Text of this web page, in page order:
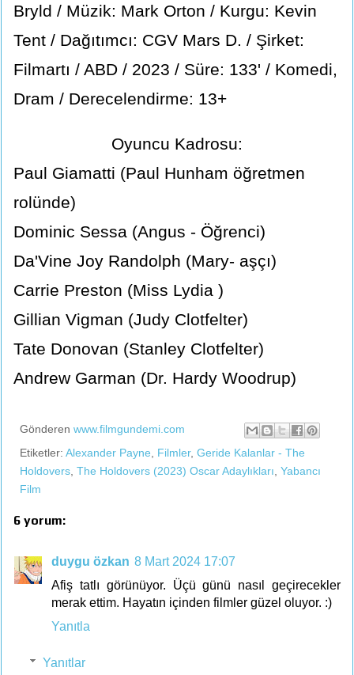
Bryld / Müzik: Mark Orton / Kurgu: Kevin
Tent / Dağıtımcı: CGV Mars D. / Şirket:
Filmartı / ABD / 2023 / Süre: 133' / Komedi,
Dram / Derecelendirme: 13+
Oyuncu Kadrosu:
Paul Giamatti (Paul Hunham öğretmen
rolünde)
Dominic Sessa (Angus - Öğrenci)
Da'Vine Joy Randolph (Mary- aşçı)
Carrie Preston (Miss Lydia )
Gillian Vigman (Judy Clotfelter)
Tate Donovan (Stanley Clotfelter)
Andrew Garman (Dr. Hardy Woodrup)
Gönderen www.filmgundemi.com
Etiketler: Alexander Payne Filmler, Geride Kalanlar - The
Holdovers The Holdovers (2023) Oscar Adaylıkları Yabancı
Film
6 yorum:
duygu özkan 8 Mart 2024 17:07
Afiş tatlı görünüyor. Üçü günü nasıl geçirecekler
merak ettim. Hayatın içinden filmler güzel oluyor. :)
Yanıtla
Yanıtlar